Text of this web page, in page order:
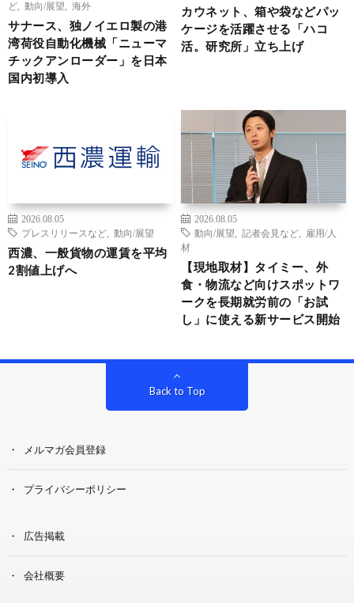
ど
動向/展望 海外
サナース、独ノイエロ製の港
湾荷役自動化機械「ニューマ
チックアンローダー」を日本
国内初導入
カウネット、箱や袋などパッ
ケージを活躍させる「ハコ
活。研究所」立ち上げ
2026.08.05
プレスリリースなど
動向/展望
西濃、一般貨物の運賃を平均
2割値上げへ
2026.08.05
動向/展望
記者会見など
雇用/人
材
【現地取材】タイミー、外
食・物流など向けスポットワ
ークを長期就労前の「お試
し」に使える新サービス開始
Back to Top
メルマガ会員登録
プライバシーポリシー
広告掲載
会社概要